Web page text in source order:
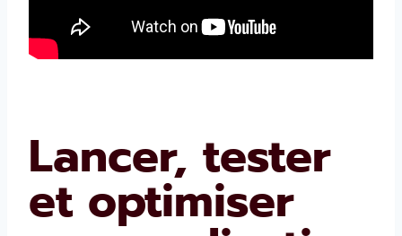
Lancer, tester
et optimiser